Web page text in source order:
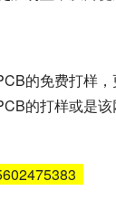
的免费打样
的打样或是